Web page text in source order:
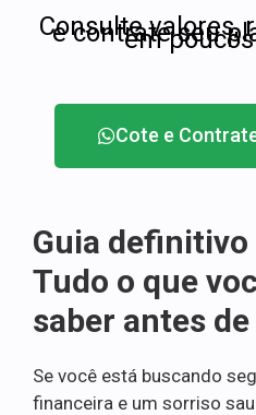
Consulte valores,
e contrate seu
em
Cote e
Guia
Tudo o que
saber antes
Se você está buscando
financeira e um sorriso